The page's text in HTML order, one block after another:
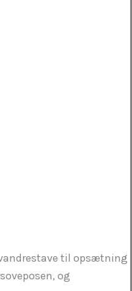
til opsætning
og